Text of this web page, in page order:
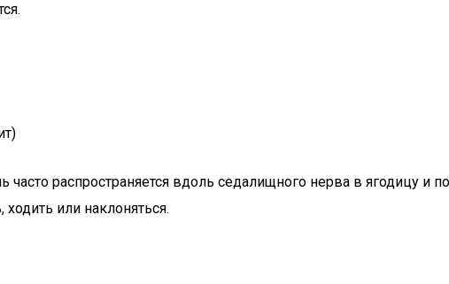
распространяется вдоль седалищного нерва в ягодицу и
или наклоняться.